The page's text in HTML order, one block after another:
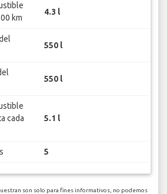
km
4.3 l
550 l
550 l
cada
5.1 l
5
son solo para fines informativos, no podemos